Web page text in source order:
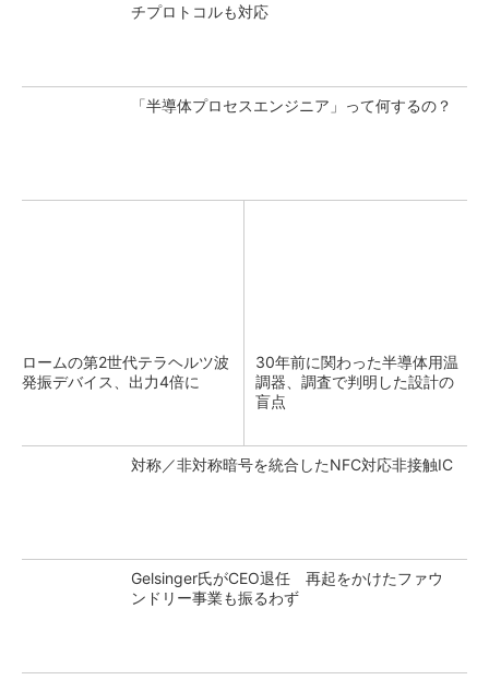
チプロトコルも対応
「半導体プロセスエンジニア」って何するの？
ロームの第2世代テラヘルツ波
発振デバイス、出力4倍に
30年前に関わった半導体用温
調器、調査で判明した設計の
盲点
対称／非対称暗号を統合したNFC対応非接触IC
Gelsinger氏がCEO退任 再起をかけたファウ
ンドリー事業も振るわず